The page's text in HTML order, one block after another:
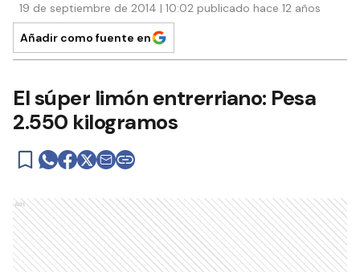
19 de septiembre de 2014 | 10:02 publicado hace 12 años
Añadir como fuente en
El súper limón entrerriano: Pesa
2.550 kilogramos
Ads